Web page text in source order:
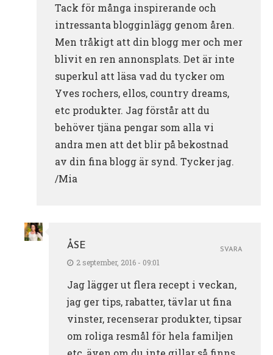
Tack för många inspirerande och
intressanta blogginlägg genom åren.
Men tråkigt att din blogg mer och mer
blivit en ren annonsplats. Det är inte
superkul att läsa vad du tycker om
Yves rochers, ellos, country dreams,
etc produkter. Jag förstår att du
behöver tjäna pengar som alla vi
andra men att det blir på bekostnad
av din fina blogg är synd. Tycker jag.
/Mia
ÅSE
2 september, 2016 - 09:01
Jag lägger ut flera recept i veckan,
jag ger tips, rabatter, tävlar ut fina
vinster, recenserar produkter, tipsar
om roliga resmål för hela familjen
SVARA